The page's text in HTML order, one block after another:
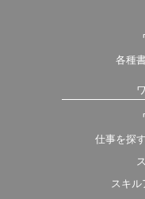
各種
仕事を探
スキル